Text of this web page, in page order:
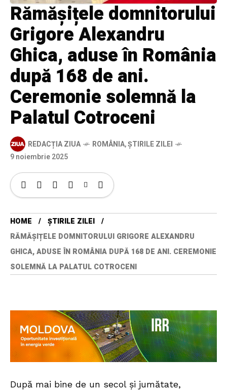
Rămășițele domnitorului
Grigore Alexandru
Ghica, aduse în România
după 168 de ani.
Ceremonie solemnă la
Palatul Cotroceni
REDACȚIA ZIUA ROMÂNIA,ȘTIRILE ZILEI
9 noiembrie 2025
HOME
ȘTIRILE ZILEI
RĂMĂȘIȚELE DOMNITORULUI GRIGORE ALEXANDRU
GHICA, ADUSE ÎN ROMÂNIA DUPĂ 168 DE ANI. CEREMONIE
SOLEMNĂ LA PALATUL COTROCENI
După mai bine de un secol și jumătate,